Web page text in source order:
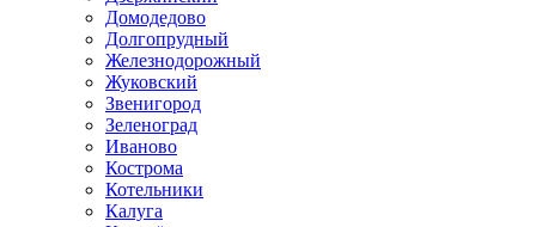
Домодедово
Долгопрудный
Железнодорожный
Жуковский
Звенигород
Зеленоград
Иваново
Кострома
Котельники
Калуга